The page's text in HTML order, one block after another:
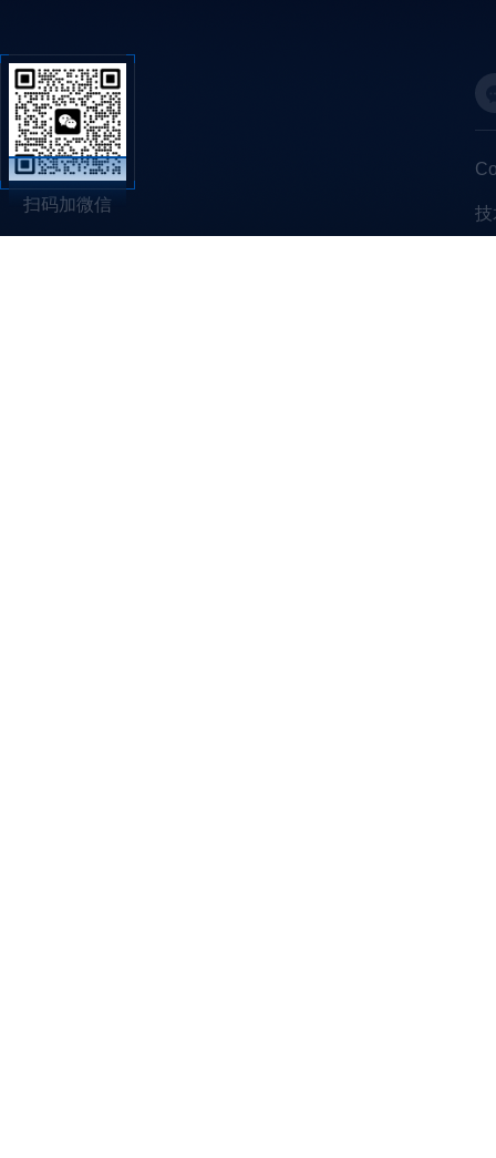
扫码加微信 技